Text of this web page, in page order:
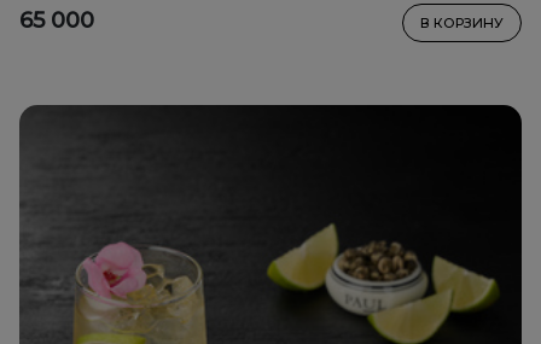
65 000 В КОРЗИНУ